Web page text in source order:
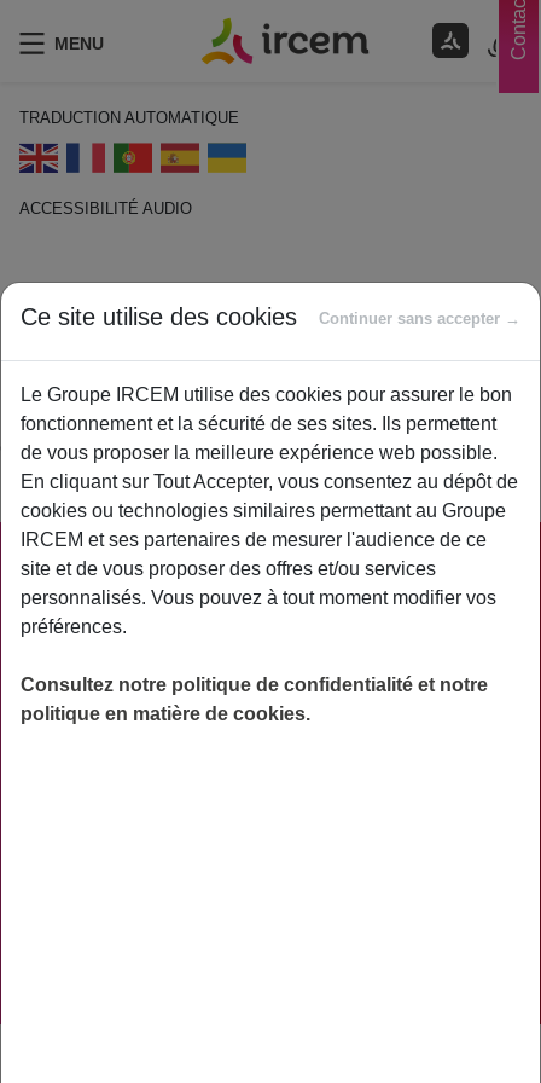
Contacts
MENU
TRADUCTION AUTOMATIQUE
ACCESSIBILITÉ AUDIO
Immatriculation
Byircem
Opération par laquelle les assurés sociaux obtiennent le
rattachement au régime obligatoire de la Sécurité sociale.
PRATIQUE
ACTUALITÉS
PRÉVOYANCE
Ce site utilise des cookies Continuer sans accepter →
Le Groupe IRCEM utilise des cookies pour assurer le bon
fonctionnement et la sécurité de ses sites. Ils permettent
de vous proposer la meilleure expérience web possible.
En cliquant sur Tout Accepter, vous consentez au dépôt de
cookies ou technologies similaires permettant au Groupe
IRCEM et ses partenaires de mesurer l'audience de ce
site et de vous proposer des offres et/ou services
personnalisés. Vous pouvez à tout moment modifier vos
préférences.
Consultez notre politique de confidentialité et notre
politique en matière de cookies.